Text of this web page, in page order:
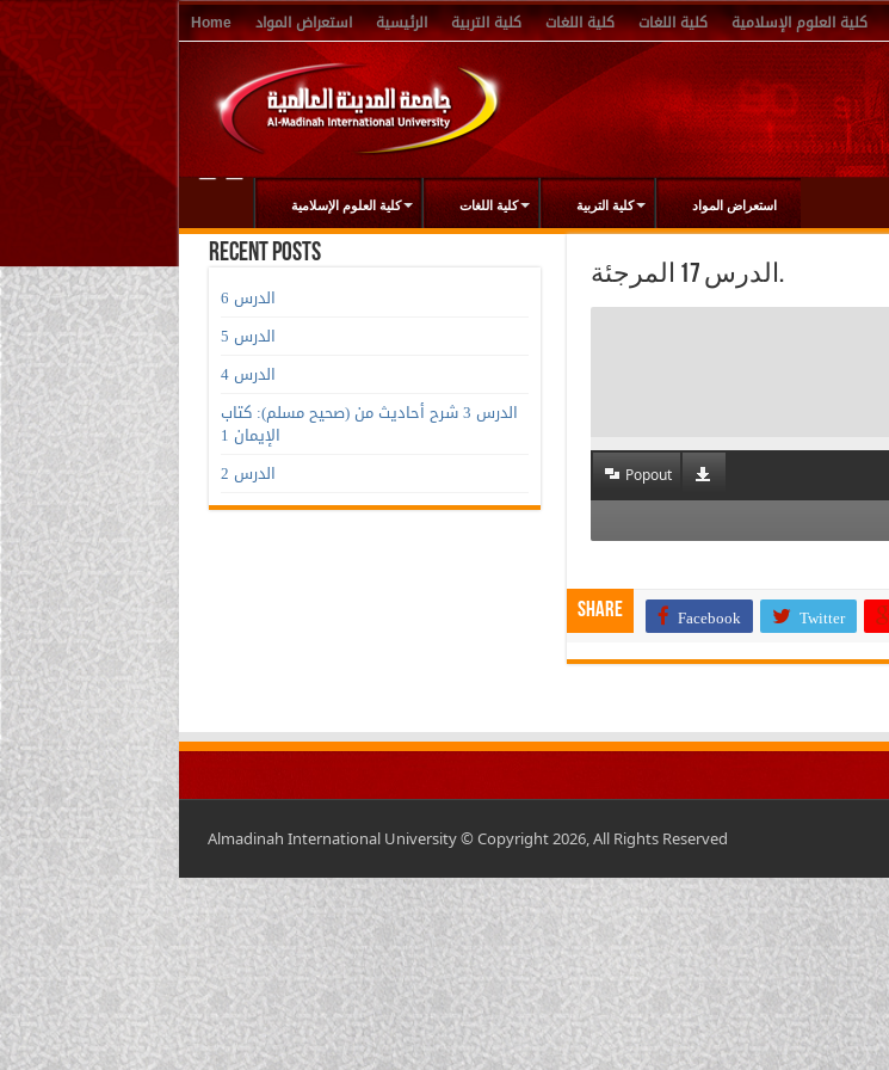
Home استعراض المواد الرئيسية كلية التربية كلية اللغات كلية اللغات كلية العلوم الإسلامية
كلية العلوم الإسلامية كلية اللغات كلية التربية استعراض المواد
الدرس 17 المرجئة.
Popout
Share Facebook Twitter
Recent Posts
الدرس 6
الدرس 5
الدرس 4
الدرس 3 شرح أحاديث من (صحيح مسلم): كتاب
الإيمان 1
الدرس 2
Almadinah International University © Copyright 2026, All Rights Reserved